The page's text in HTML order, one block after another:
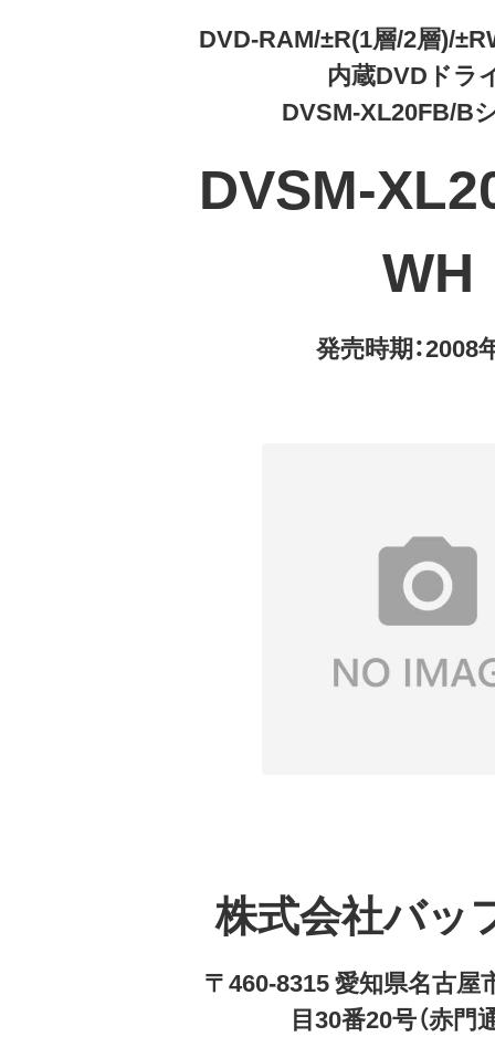
DVD-RAM/±R(1層/2層)/
内蔵DVDドラ
DVSM-XL20FB/B
DVSM-
WH
発売時期：2008
株式会社バッ
〒460-8315 愛知県名古屋
目30番20号（赤門